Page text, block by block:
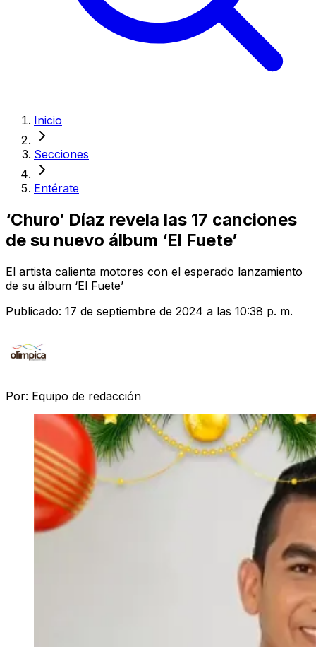
Inicio
Secciones
Entérate
‘Churo’ Díaz revela las 17 canciones
de su nuevo álbum ‘El Fuete’
El artista calienta motores con el esperado lanzamiento
de su álbum ‘El Fuete’
Publicado: 17 de septiembre de 2024 a las 10:38 p. m.
Por: Equipo de redacción